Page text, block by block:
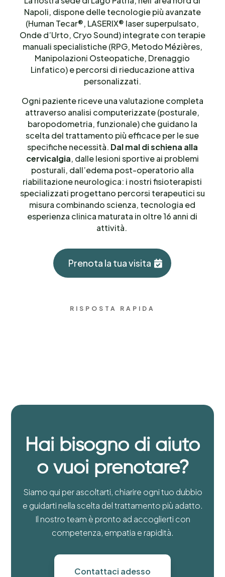
Napoli, dispone delle tecnologie più avanzate
(Human Tecar®, LASERIX® laser superpulsato,
Onde d’Urto, Cryo Sound) integrate con terapie
manuali specialistiche (RPG, Metodo Mézières,
Manipolazioni Osteopatiche, Drenaggio
Linfatico) e percorsi di rieducazione attiva
personalizzati.
Ogni paziente riceve una valutazione completa
attraverso analisi computerizzate (posturale,
baropodometria, funzionale) che guidano la
scelta del trattamento più efficace per le sue
specifiche necessità. Dal mal di schiena alla
cervicalgia, dalle lesioni sportive ai problemi
posturali, dall’edema post-operatorio alla
riabilitazione neurologica: i nostri fisioterapisti
specializzati progettano percorsi terapeutici su
misura combinando scienza, tecnologia ed
esperienza clinica maturata in oltre 16 anni di
attività.
Prenota la tua visita
RISPOSTA RAPIDA
Hai bisogno di aiuto
o vuoi prenotare?
Siamo qui per ascoltarti, chiarire ogni tuo dubbio
e guidarti nella scelta del trattamento più adatto.
Il nostro team è pronto ad accoglierti con
competenza, empatia e rapidità.
Contattaci adesso